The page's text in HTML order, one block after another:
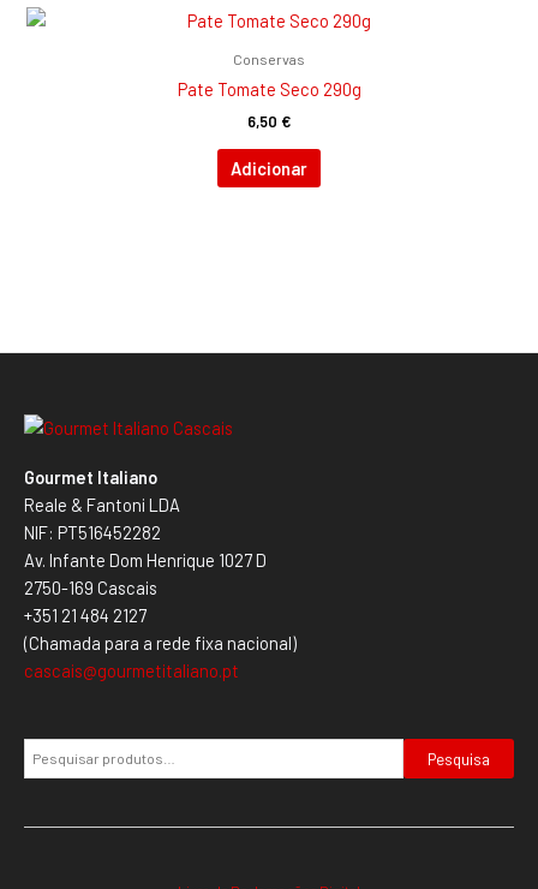
Conservas
Pate Tomate Seco 290g
6,50 €
Adicionar
Gourmet Italiano
Reale & Fantoni LDA
NIF: PT516452282
Av. Infante Dom Henrique 1027 D
2750-169 Cascais
+351 21 484 2127
(Chamada para a rede fixa nacional)
cascais@gourmetitaliano.pt
Pesquisa